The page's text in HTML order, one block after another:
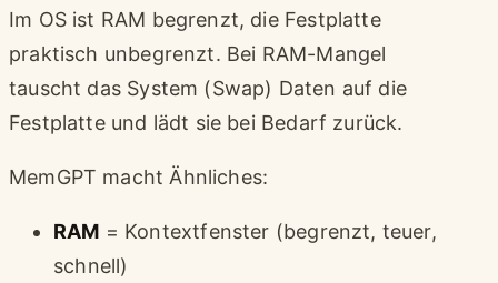
Im OS ist RAM begrenzt, die Festplatte
praktisch unbegrenzt. Bei RAM-Mangel
tauscht das System (Swap) Daten auf die
Festplatte und lädt sie bei Bedarf zurück.
MemGPT macht Ähnliches:
RAM = Kontextfenster (begrenzt, teuer,
schnell)